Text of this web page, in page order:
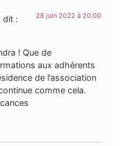
dit : 28 juin 2022 à 20:00
! Que de
aux adhérents
de l’association
comme cela.